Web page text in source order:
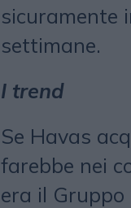
sicuramente
settimane.
I trend
Se Havas
farebbe nei
era il